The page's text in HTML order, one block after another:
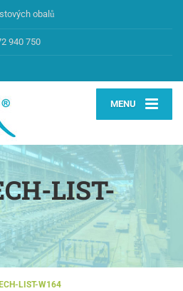
obalů
940 750
MENU
LIST-
LIST-W164